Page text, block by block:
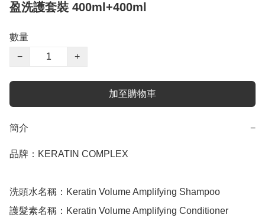
盈洗護套裝 400ml+400ml
數量
−
+
加至購物車
簡介 −
品牌：KERATIN COMPLEX
洗頭水名稱：Keratin Volume Amplifying Shampoo
護髮素名稱：Keratin Volume Amplifying Conditioner